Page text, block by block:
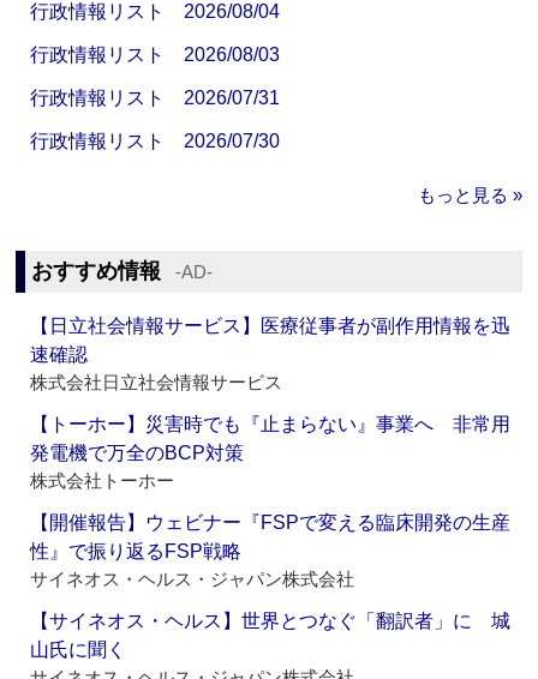
行政情報リスト 2026/08/04
行政情報リスト 2026/08/03
行政情報リスト 2026/07/31
行政情報リスト 2026/07/30
もっと見る »
おすすめ情報 ‐AD‐
【日立社会情報サービス】医療従事者が副作用情報を迅
速確認
株式会社日立社会情報サービス
【トーホー】災害時でも『止まらない』事業へ 非常用
発電機で万全のBCP対策
株式会社トーホー
【開催報告】ウェビナー『FSPで変える臨床開発の生産
性』で振り返るFSP戦略
サイネオス・ヘルス・ジャパン株式会社
【サイネオス・ヘルス】世界とつなぐ「翻訳者」に 城
山氏に聞く